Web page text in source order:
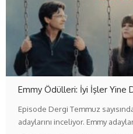
Emmy Ödülleri: İyi İşler Yine
Episode Dergi Temmuz
adaylarını inceliyor. Emmy